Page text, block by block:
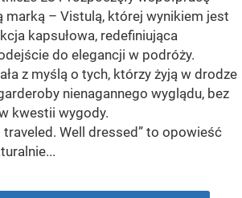
marką – Vistulą, której wynikiem jest
kapsułowa, redefiniująca
do elegancji w podróży.
z myślą o tych, którzy żyją w drodze
nienagannego wyglądu, bez
kwestii wygody.
traveled. Well dressed” to opowieść